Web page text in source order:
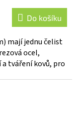
Do košíku
mají jednu čelist
ocel,
tváření kovů, pro